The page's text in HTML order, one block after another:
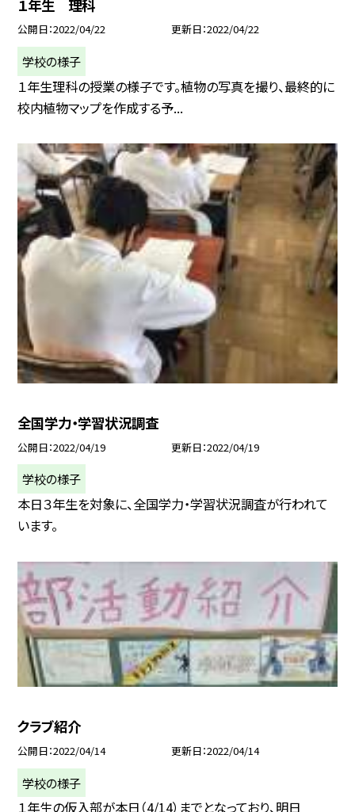
１年生 理科
公開日 2022/04/22 更新日 2022/04/22
学校の様子
１年生理科の授業の様子です。植物の写真を撮り、最終的に
校内植物マップを作成する予...
全国学力・学習状況調査
公開日 2022/04/19 更新日 2022/04/19
学校の様子
本日３年生を対象に、全国学力・学習状況調査が行われて
います。
クラブ紹介
公開日 2022/04/14 更新日 2022/04/14
学校の様子
１年生の仮入部が本日（4/14）までとなっており、明日